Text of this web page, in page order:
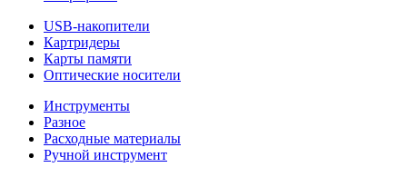
USB-накопители
Картридеры
Карты памяти
Оптические носители
Инструменты
Разное
Расходные материалы
Ручной инструмент